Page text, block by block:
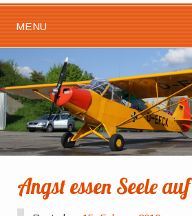
MENU
Angst essen Seele auf